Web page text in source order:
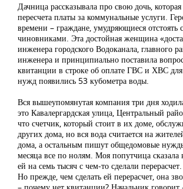
Дачница рассказывала про свою дочь,
пересчета платы за коммунальные услуги.
времени – граждане, умудряющиеся отстоять
чиновниками. Эта достойная женщина
инженера городского Водоканала, главного
инженера и принципиально поставила
квитанции в строке об оплате ГВС и ХВС
нужд появились 53 кубометра воды.
Вся вышеупомянутая компания три дня
это Кавалергардская улица, Центральный
что счетчик, который стоит в их доме,
других дома, но вся вода считается на
дома, а остальным пишут общедомовые
месяца все по нолям. Моя попутчица
ей на семь тысяч с чем-то сделали
Но прежде, чем сделать ей перерасчет, она